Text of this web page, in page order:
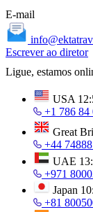
E-mail
Escrever ao diretor
Ligue, estamos
USA
+1 786 84
Great
+44
UAE
+971
Japan
+81